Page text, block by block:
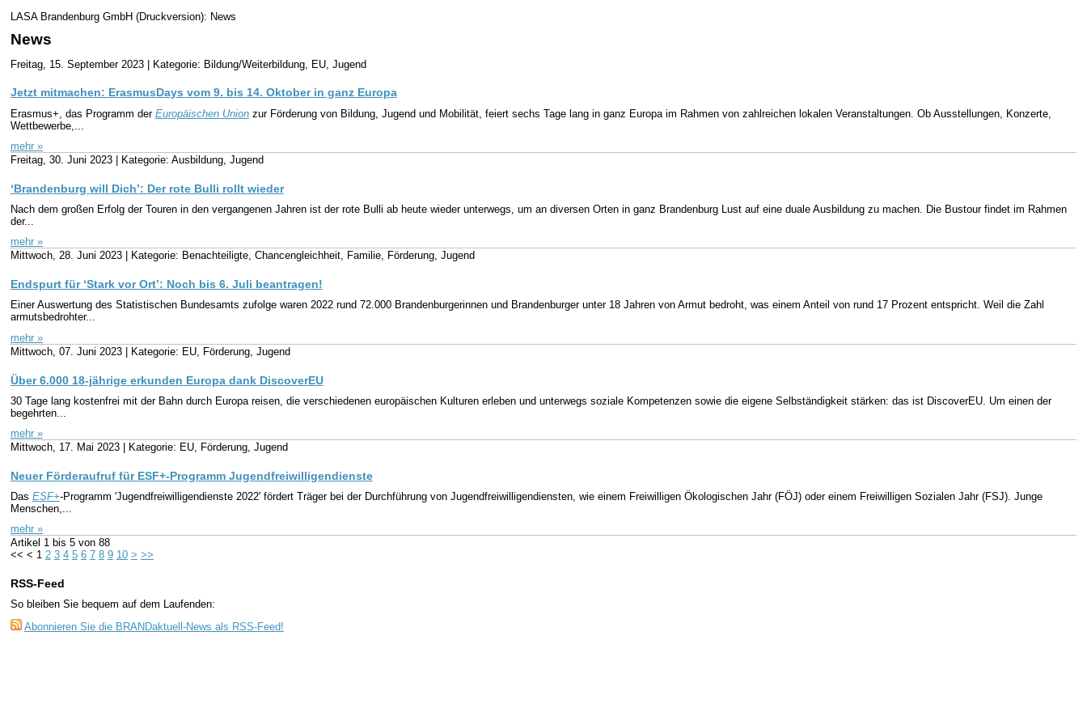
LASA Brandenburg GmbH (Druckversion): News
News
Freitag, 15. September 2023 | Kategorie: Bildung/Weiterbildung, EU, Jugend
Jetzt mitmachen: ErasmusDays vom 9. bis 14. Oktober in ganz Europa
Erasmus+, das Programm der Europäischen Unionzur Förderung von Bildung, Jugend und Mobilität, feiert sechs Tage lang in ganz Europa im Rahmen von zahlreichen lokalen Veranstaltungen. Ob Ausstellungen, Konzerte,
Wettbewerbe,...
mehr »
Freitag, 30. Juni 2023 |
Kategorie: Ausbildung, Jugend
‘Brandenburg will Dich’: Der rote Bulli rollt wieder
Nach dem großen Erfolg der Touren in den vergangenen Jahren ist der rote Bulli ab heute wieder unterwegs, um an diversen Orten in ganz Brandenburg Lust auf eine duale Ausbildung zu machen. Die Bustour findet im Rahmen
der...
mehr »
Mittwoch, 28. Juni 2023 |
Kategorie: Benachteiligte, Chancengleichheit, Familie, Förderung, Jugend
Endspurt für ‘Stark vor Ort’: Noch bis 6. Juli beantragen!
Einer Auswertung des Statistischen Bundesamts zufolge waren 2022 rund 72.000 Brandenburgerinnen und Brandenburger unter 18 Jahren von Armut bedroht, was einem Anteil von rund 17 Prozent entspricht. Weil die Zahl
armutsbedrohter...
mehr »
Mittwoch, 07. Juni 2023 | Kategorie: EU, Förderung, Jugend
Über 6.000 18-jährige erkunden Europa dank DiscoverEU
30 Tage lang kostenfrei mit der Bahn durch Europa reisen, die verschiedenen europäischen Kulturen erleben und unterwegs soziale Kompetenzen sowie die eigene Selbständigkeit stärken: das ist DiscoverEU. Um einen der
begehrten...
mehr »
Mittwoch, 17. Mai 2023 |
Kategorie: EU, Förderung, Jugend
Neuer Förderaufruf für ESF+-Programm Jugendfreiwilligendienste
Das ESF+-Programm 'Jugendfreiwilligendienste 2022' fördert Träger bei der Durchführung von Jugendfreiwilligendiensten, wie einem Freiwilligen Ökologischen Jahr (FÖJ) oder einem Freiwilligen Sozialen Jahr (FSJ). Junge
Menschen,...
mehr »
Artikel 1 bis 5von 88
<< < 1 2 3 4 5 6 7 8 9 10 > >>
RSS-Feed
So bleiben Sie bequem auf dem Laufenden:
Abonnieren Sie die BRANDaktuell-News als RSS-Feed!